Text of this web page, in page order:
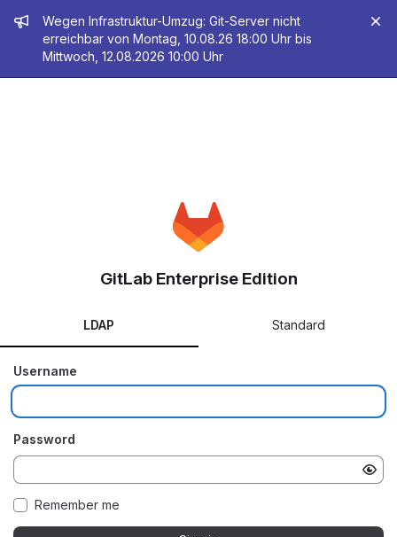
Admin message
Wegen Infrastruktur-Umzug: Git-Server nicht
erreichbar von Montag, 10.08.26 18:00 Uhr bis
Mittwoch, 12.08.2026 10:00 Uhr
GitLab Enterprise Edition
LDAP Standard
Username
Password
Remember me